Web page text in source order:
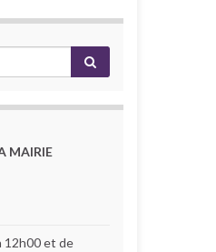
MAIRIE
12h00 et de